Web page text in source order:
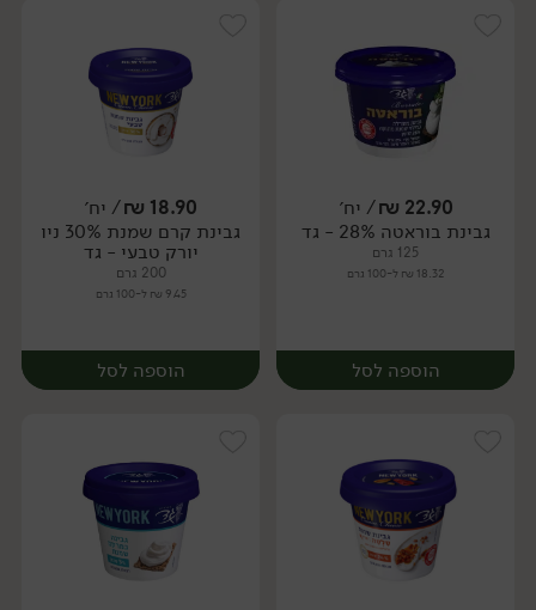
יח׳ יח׳
22.90
₪/ יח׳
גבינת בוראטה 28% - גד
125 גרם
18.32 ₪ ל-100 גרם
הוספה לסל
18.90
₪/ יח׳
גבינת קרם שמנת 30% ניו
יורק טבעי - גד
200 גרם
9.45 ₪ ל-100 גרם
הוספה לסל